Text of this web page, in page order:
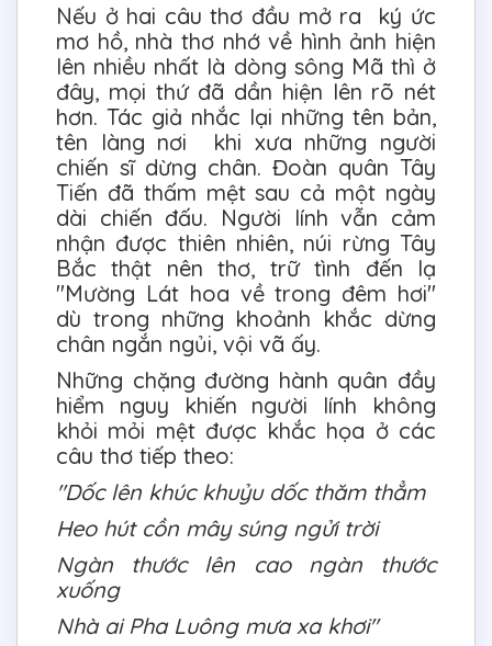
Nếu ở hai câu thơ đầu mở ra ký ức
mơ hồ, nhà thơ nhớ về hình ảnh hiện
lên nhiều nhất là dòng sông Mã thì ở
đây, mọi thứ đã dần hiện lên rõ nét
hơn. Tác giả nhắc lại những tên bản,
tên làng nơi khi xưa những người
chiến sĩ dừng chân. Đoàn quân Tây
Tiến đã thấm mệt sau cả một ngày
dài chiến đấu. Người lính vẫn cảm
nhận được thiên nhiên, núi rừng Tây
Bắc thật nên thơ, trữ tình đến lạ
"Mường Lát hoa về trong đêm hơi"
dù trong những khoảnh khắc dừng
chân ngắn ngủi, vội vã ấy.
Những chặng đường hành quân đầy
hiểm nguy khiến người lính không
khỏi mỏi mệt được khắc họa ở các
câu thơ tiếp theo:
"Dốc lên khúc khuỷu dốc thăm thẳm
Heo hút cồn mây súng ngửi trời
Ngàn thước lên cao ngàn thước
xuống
Nhà ai Pha Luông mưa xa khơi"